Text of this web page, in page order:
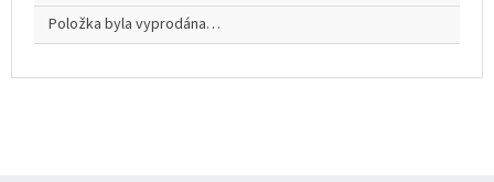
Položka byla vyprodána…